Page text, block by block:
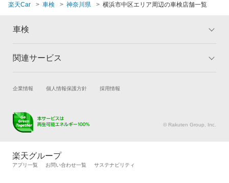
横浜市
1級整備士在籍
コンピューター診断
閉じる
マッハ車検
ヤジマ石油車検
アクセル車検
ベアーズ車検
安心WE！車検
楽天Car 車検 神奈川県 横浜市中区エリア周辺の車検店舗一覧
車検
トップ
車検の基礎知識 キャンペーン一覧
関連サービス
試乗・商談 新車購入
キズ修理予約
メンテナンス管理
タイヤ交換サービス
自動車カタログ 自動車保険
企業情報 個人情報保護方針 採用情報
© Rakuten Group, Inc.
楽天グループ
アプリ一覧 お問い合わせ一覧 サステナビリティ